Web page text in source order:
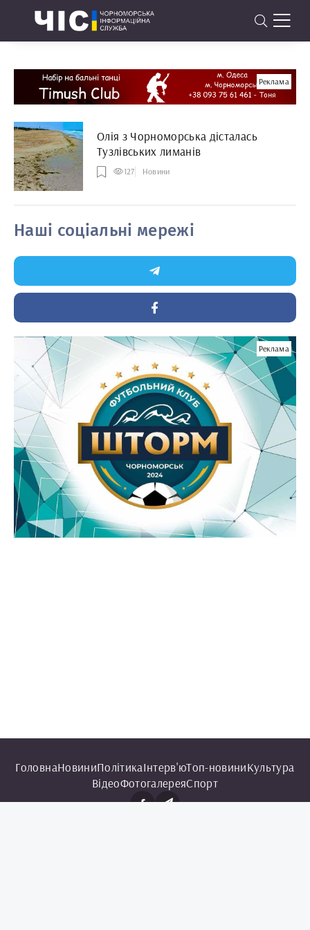
Реклама
Олія з Чорноморська дісталась
Тузлівських лиманів
127 Новини
Наші соціальні мережі
Реклама
ГоловнаНовиниПолітикаІнтерв'юТоп-новиниКультура
ВідеоФотогалереяСпорт